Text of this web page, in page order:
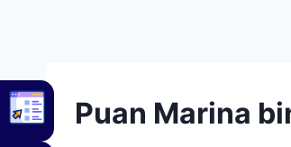
Puan Marina